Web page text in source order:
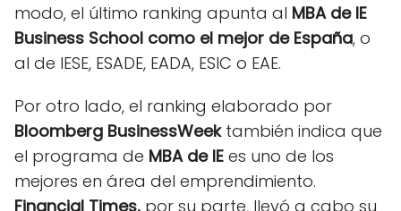
modo, el último ranking apunta al MBA de IE
Business School como el mejor de España, o
al de IESE, ESADE, EADA, ESIC o EAE.
Por otro lado, el ranking elaborado por
Bloomberg BusinessWeektambién indica que
el programa de MBA de IE es uno de los
mejores en área del emprendimiento.
Financial Times, por su parte, llevó a cabo su